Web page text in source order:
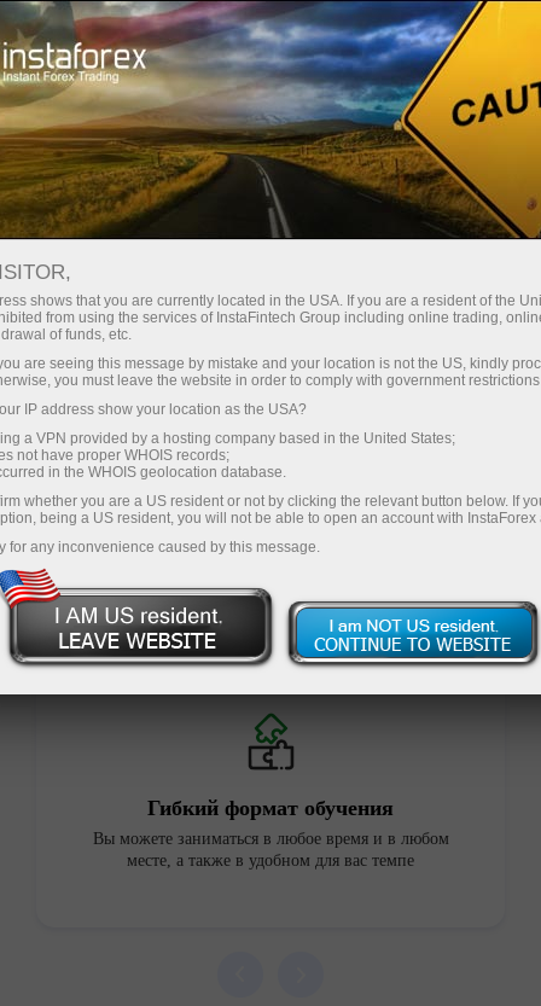
Начинающим
Онлайн-курсы ИнстаФорекс
Обучение трейдингу с акцентом на результат
Мы предлагаем несколько программ обучения торговли на
доказали свою эффективность. Более 80% трейдеров,
прошедших у нас обучение, повысили результативность
своих сделок
Начать обучение
Преимущества наших курсов
Гибкий формат обучения
Вы можете заниматься в любое время и в любом
месте, а также в удобном для вас темпе
shows that you are currently located in the USA. If you are a resident of the
from using the services of InstaFintech Group including online trading,
of funds, etc.
are seeing this message by mistake and your location is not the US, kindly
you must leave the website in order to comply with government
IP address show your location as the USA?
a VPN provided by a hosting company based in the United States;
not have proper WHOIS records;
in the WHOIS geolocation database.
whether you are a US resident or not by clicking the relevant button below. If
being a US resident, you will not be able to open an account with InstaForex
for any inconvenience caused by this message.